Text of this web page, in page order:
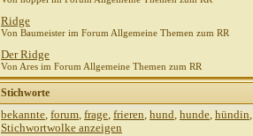
Ridge
Von Baumeister im Forum Allgemeine Themen zum RR
Der Ridge
Von Ares im Forum Allgemeine Themen zum RR
Stichworte
bekannte, forum, frage, frieren, hund, hunde, hündin,
Stichwortwolke anzeigen